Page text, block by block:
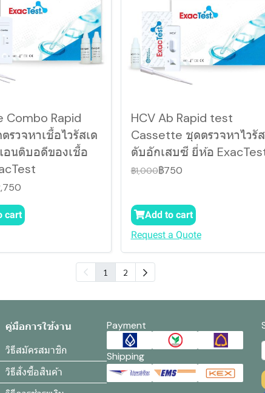
Combo Rapid
รวจหาเชื้อไวรัสเด
อนติบอดีของเชื้อ
cart
HCV Ab Rapid test
Cassette ชุดตรวจหาไวรัส
ตับอักเสบซี ยี่ห้อ
฿1,000฿750
Add to cart
Request a Quote
1 2
คู่มือการใช้งาน
วิธีสมัครสมาชิก
วิธีสั่งซื้อสินค้า
Payment
Shipping